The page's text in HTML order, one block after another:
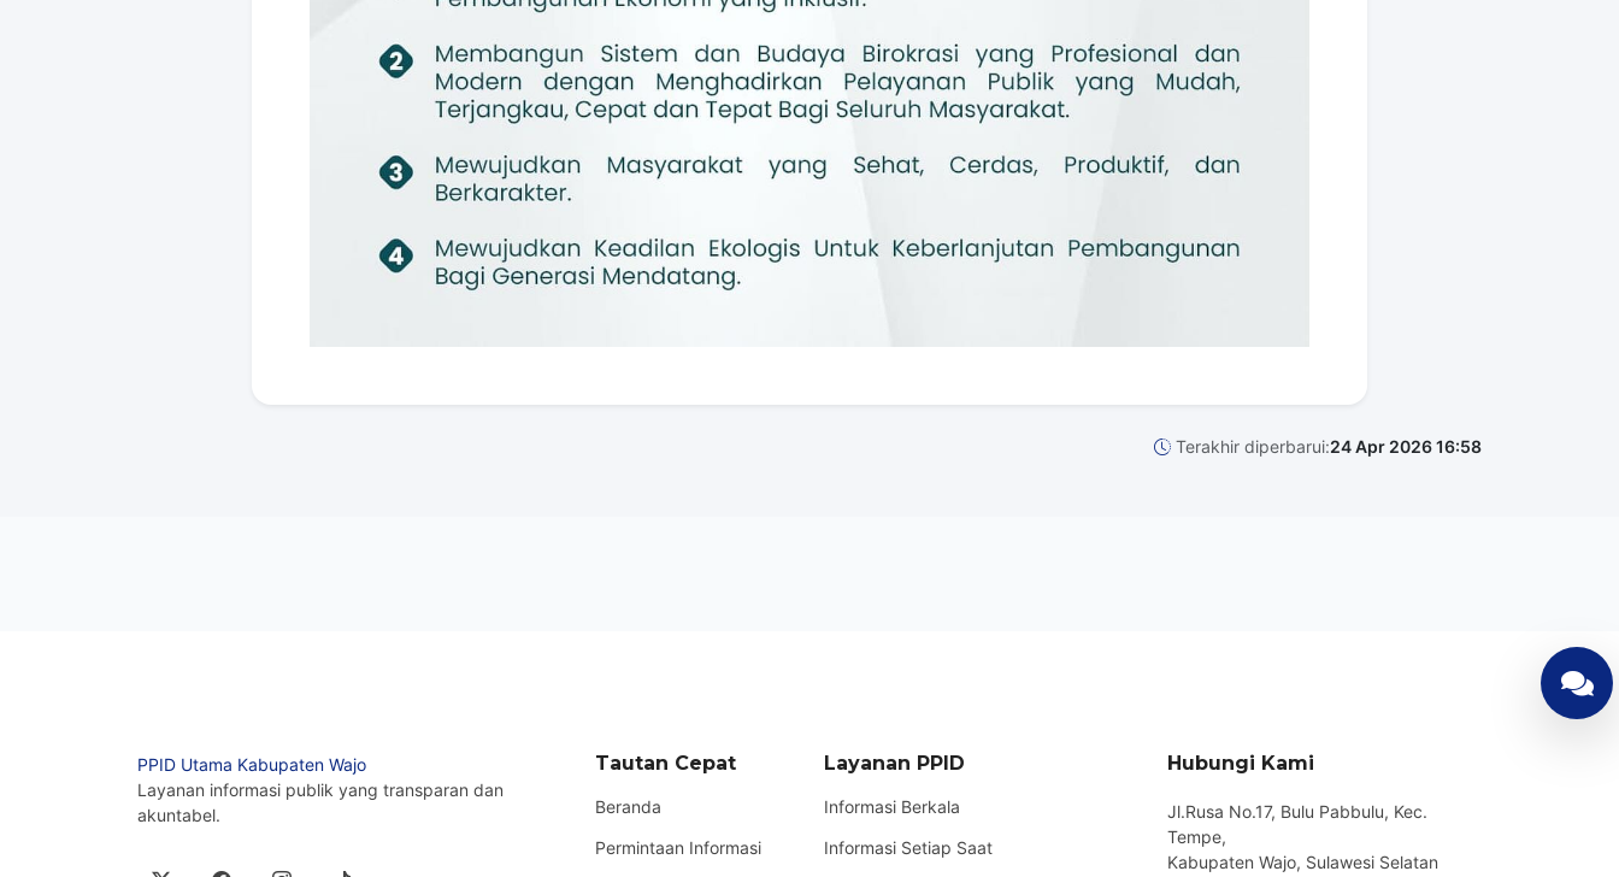
Terakhir diperbarui:24 Apr 2026 16:58
PPID Utama Kabupaten Wajo
Layanan informasi publik yang transparan dan
akuntabel.
Tautan Cepat
Beranda
Permintaan Informasi
Layanan PPID
Informasi Berkala
Informasi Setiap Saat
Hubungi Kami
Jl.Rusa No.17, Bulu Pabbulu, Kec.
Tempe,
Kabupaten Wajo, Sulawesi Selatan